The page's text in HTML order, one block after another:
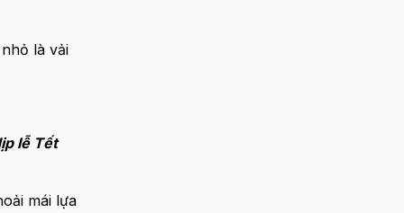
là vải
lễ Tết
mái lựa